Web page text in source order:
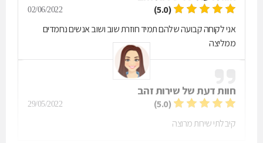
(5.0)
02/06/2022
אני לקוחה קבועה שלהם תמיד חוזרת שוב ושוב אנשים נחמדים
ממליצה
חוות דעת של שירות זהב
(5.0)
29/05/2022
קיבלתי שירות מרוצה